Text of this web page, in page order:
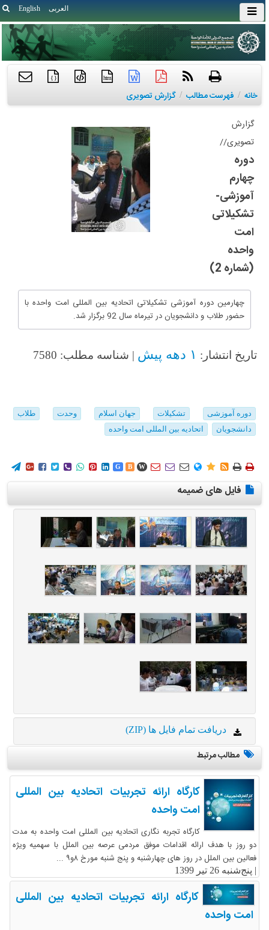
English العربی
htm
{ }
خانه / فهرست مطالب / گزارش تصویری
گزارش
تصویری//
دوره
چهارم
آموزشی-
تشکیلاتی
امت
واحده
(شماره 2)
چهارمین دوره آموزشی تشکیلاتی اتحادیه بین المللی امت واحده با
حضور طلاب و دانشجویان در تیرماه سال 92 برگزار شد.
تاریخ انتشار: ۱ دهه پیش | شناسه مطلب: 7580
دوره آموزشی تشکیلات جهان اسلام وحدت
طلاب
دانشجویان
اتحادیه بین المللی امت واحده
        G B W        
فایل های ضمیمه
دریافت تمام فایل ها (ZIP)
مطالب مرتبط
کارگاه ارائه تجربیات اتحادیه بین المللی
امت واحده
کارگاه تجربه نگاری اتحادیه بین المللی امت واحده به مدت
دو روز با هدف ارائه اقدامات موفق مردمی عرصه بین الملل با سهمیه ویژه
فعالین بین الملل در روز های چهارشنبه و پنج شنبه مورخ ۸و۹ ...
پنج‌شنبه 26 تیر 1399
کارگاه ارائه تجربیات اتحادیه بین المللی
امت واحده